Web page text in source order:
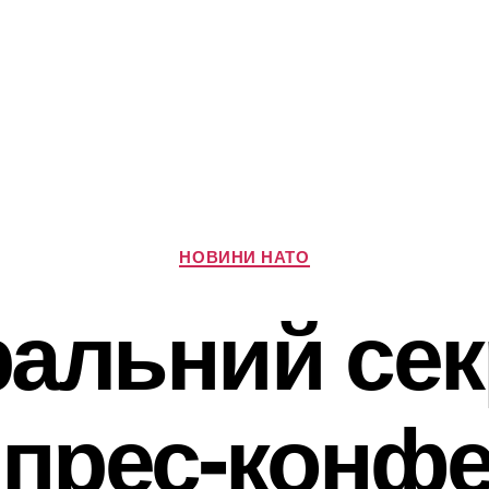
Категорії
НОВИНИ НАТО